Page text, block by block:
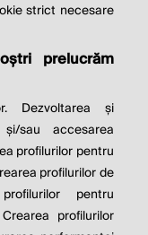
rezervate.
de
cookies
parte a
strict necesare
prelucrăm
Dezvoltarea și
sau accesarea
profilurilor pentru
profilurilor de
pentru
profilurilor